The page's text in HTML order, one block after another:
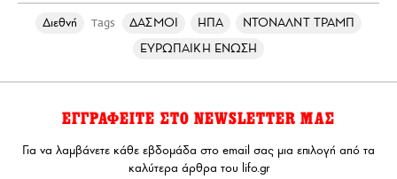
Διεθνή Tags ΔΑΣΜΟΙ ΗΠΑ
ΝΤΟΝΑΛΝΤ ΤΡΑΜΠ
ΕΥΡΩΠΑΙΚΗ ΕΝΩΣΗ
ΕΓΓΡΑΦΕΙΤΕ ΣΤΟ NEWSLETTER ΜΑΣ
Για να λαμβάνετε κάθε εβδομάδα στο email σας μια επιλογή από τα
καλύτερα άρθρα του lifo.gr